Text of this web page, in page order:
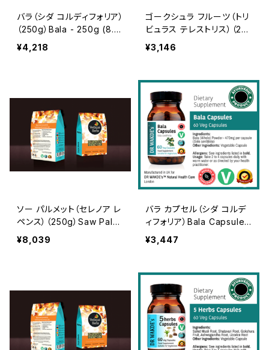
バラ（シダ コルディフォリア）
（250g）Bala - 250g (8.8
oz) | Raw, Crude, Dried
| T-Cut | Premium Grad
¥4,218
ゴークシュラ フルーツ（トリ
ビュラス テレストリス）（25
0g）Gokshura Fruit | Ra
w, Crude, Dried | T-Cut
¥3,146
ソー パルメット（セレノア レ
ペンス）（250g）Saw Palm
etto | Raw, Crude, Drie
d | T-Cut | Premium Gra
¥8,039
バラ カプセル（シダ コルデ
ィフォリア）Bala Capsules
(Sida Cordifolia)
¥3,447